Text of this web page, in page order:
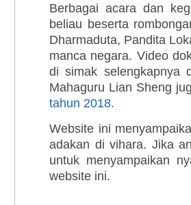
Berbagai acara dan
beliau beserta
Dharmaduta, Pandita
manca negara. Video
di simak selengkapnya
Mahaguru Lian Sheng
tahun 2018.
Website ini
adakan di vihara. Jika
untuk menyampaikan
website ini.